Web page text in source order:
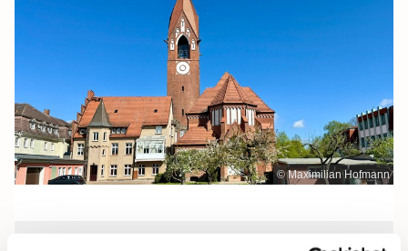
© Maximilian Hofmann